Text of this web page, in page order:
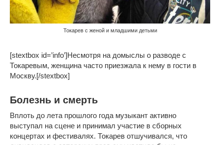
Токарев с женой и младшими детьми
[stextbox id=’info’]Несмотря на домыслы о разводе с
Токаревым, женщина часто приезжала к нему в гости в
Москву.[/stextbox]
Болезнь и смерть
Вплоть до лета прошлого года музыкант активно
выступал на сцене и принимал участие в сборных
концертах и фестивалях. Токарев отшучивался, что